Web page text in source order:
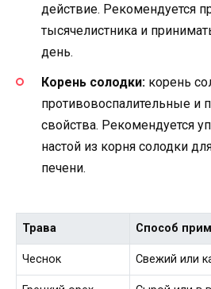
действие. Рекомендуется
тысячелистника и
день.
Корень солодки: корень
противовоспалительные и
свойства. Рекомендуется
настой из корня солодки
печени.
Трава Способ
Чеснок Свежий или